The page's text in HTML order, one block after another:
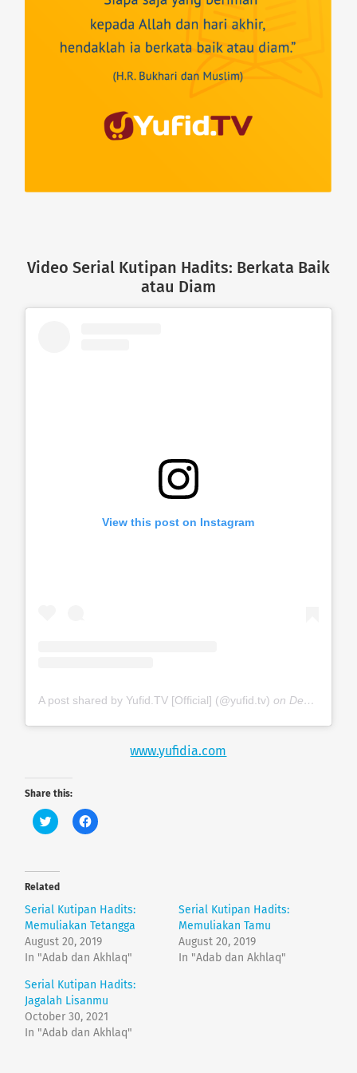
Video Serial Kutipan Hadits: Berkata Baik
atau Diam
View this post on Instagram
A post shared by Yufid.TV [Official] (@yufid.tv) on Dec 18, 2019 at 3:35am PST
www.yufidia.com
Share this:
C
l
t
o
s
h
a
r
e
o
n
T
i
t
t
e
r
(
C
l
a
r
e
o
n
F
c
e
b
o
o
k
Related
Serial Kutipan Hadits:
Memuliakan Tetangga
August 20, 2019
In "Adab dan Akhlaq"
Serial Kutipan Hadits:
Memuliakan Tamu
August 20, 2019
In "Adab dan Akhlaq"
Serial Kutipan Hadits:
Jagalah Lisanmu
October 30, 2021
In "Adab dan Akhlaq"